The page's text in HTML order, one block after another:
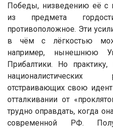
Победы, низведению её с
из предмета
противоположное. Эти
в чём с лёгкостью
например, нынешнюю
Прибалтики. Но
отстраивающих свою
отталкивании от
трудно оправдать, когда
современной РФ.